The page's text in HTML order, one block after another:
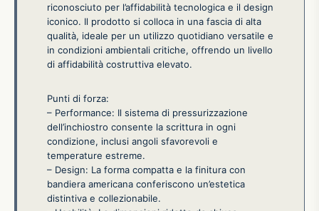
riconosciuto per l’affidabilità tecnologica e il design
iconico. Il prodotto si colloca in una fascia di alta
qualità, ideale per un utilizzo quotidiano versatile e
in condizioni ambientali critiche, offrendo un livello
di affidabilità costruttiva elevato.
Punti di forza:
– Performance: Il sistema di pressurizzazione
dell’inchiostro consente la scrittura in ogni
condizione, inclusi angoli sfavorevoli e
temperature estreme.
– Design: La forma compatta e la finitura con
bandiera americana conferiscono un’estetica
distintiva e collezionabile.